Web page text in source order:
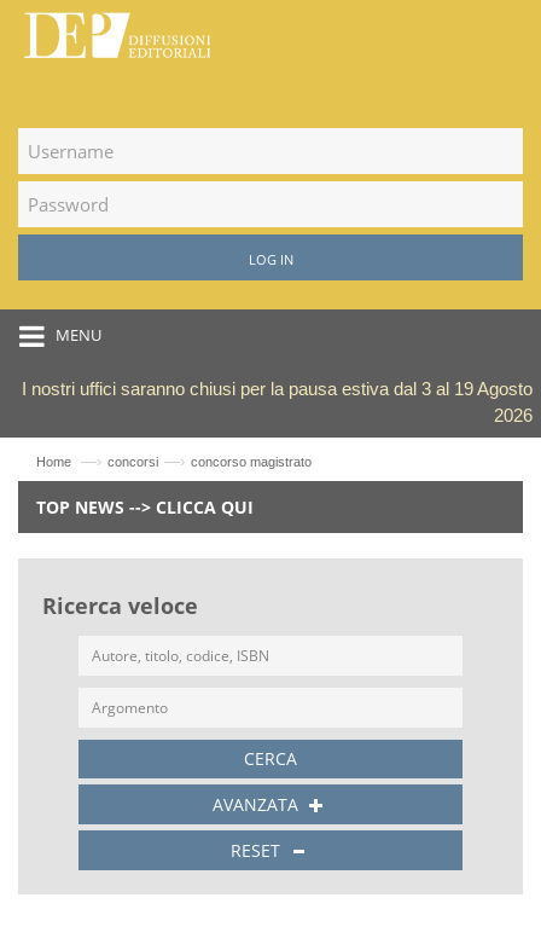
LOG IN
MENU
I nostri uffici saranno chiusi per la pausa estiva dal 3 al 19 Agosto
2026
Home —› concorsi —› concorso magistrato
TOP NEWS --> CLICCA QUI
Ricerca veloce
CERCA
AVANZATA
RESET